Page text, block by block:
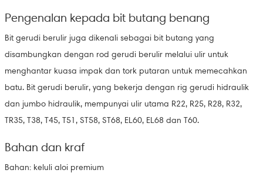
Pengenalan kepada bit butang benang
Bit gerudi berulir juga dikenali sebagai bit butang yang
disambungkan dengan rod gerudi berulir melalui ulir untuk
menghantar kuasa impak dan tork putaran untuk memecahkan
batu. Bit gerudi berulir, yang bekerja dengan rig gerudi hidraulik
dan jumbo hidraulik, mempunyai ulir utama R22, R25, R28, R32,
TR35, T38, T45, T51, ST58, ST68, EL60, EL68 dan T60.
Bahan dan kraf
Bahan: keluli aloi premium